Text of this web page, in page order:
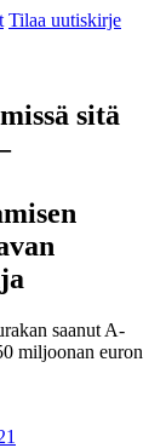
Tilaa uutiskirje
sitä
saanut A-
miljoonan euron